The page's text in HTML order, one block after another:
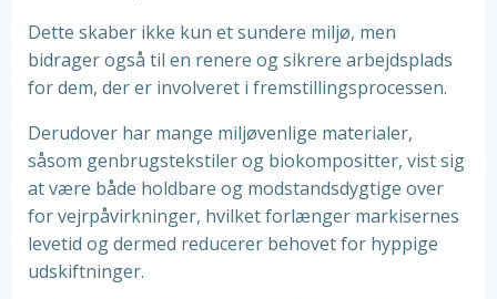
Dette skaber ikke kun et sundere miljø, men
bidrager også til en renere og sikrere arbejdsplads
for dem, der er involveret i fremstillingsprocessen.
Derudover har mange miljøvenlige materialer,
såsom genbrugstekstiler og biokompositter, vist sig
at være både holdbare og modstandsdygtige over
for vejrpåvirkninger, hvilket forlænger markisernes
levetid og dermed reducerer behovet for hyppige
udskiftninger.